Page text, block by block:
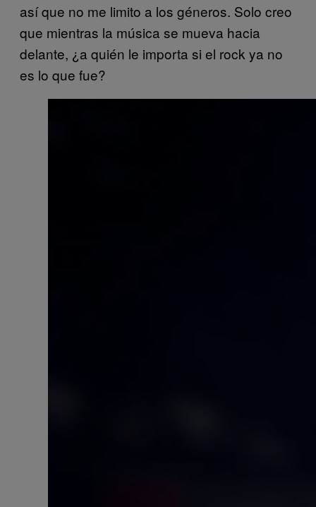
así que no me limito a los géneros. Solo creo
que mientras la música se mueva hacia
delante, ¿a quién le importa si el rock ya no
es lo que fue?